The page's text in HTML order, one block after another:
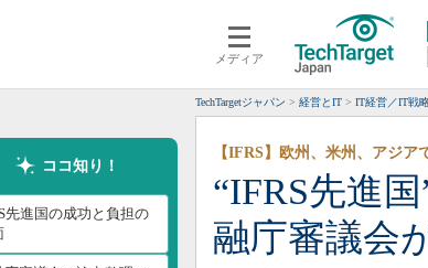
メディア
クラウド
スマートモバイル
ネットワーク
システム運用管理
エ
ERP
CX
情
TechTargetジャパン 経営とIT IT経営／IT戦
ココ知り！
先進国の成功と負担の
“IFRS先進
融庁審議会
【IFRS】欧州、米州、アジア